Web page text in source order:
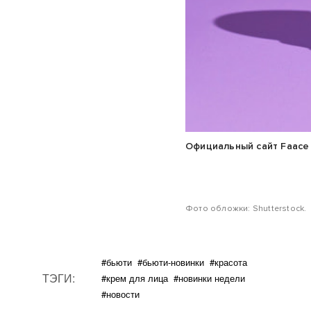
Официальный сайт Faace
Фото обложки: Shutterstock.
ТЭГИ:
#бьюти #бьюти-новинки #красота
#крем для лица #новинки недели
#новости